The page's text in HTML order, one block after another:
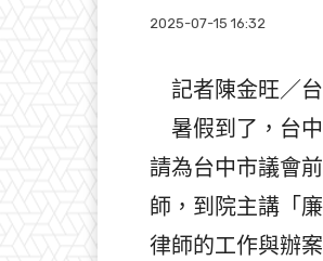
2025-07-15 16:32
記者陳金旺／
暑假到了，台
請為台中市議會
師，到院主講「
律師的工作與辦